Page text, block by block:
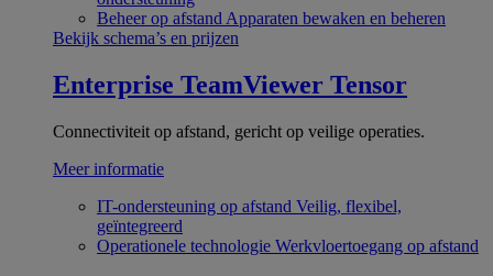
Beheer op afstand Apparaten bewaken en beheren
Bekijk schema’s en prijzen
Enterprise TeamViewer Tensor
Connectiviteit op afstand, gericht op veilige operaties.
Meer informatie
IT-ondersteuning op afstand Veilig, flexibel,
geïntegreerd
Operationele technologie Werkvloertoegang op afstand